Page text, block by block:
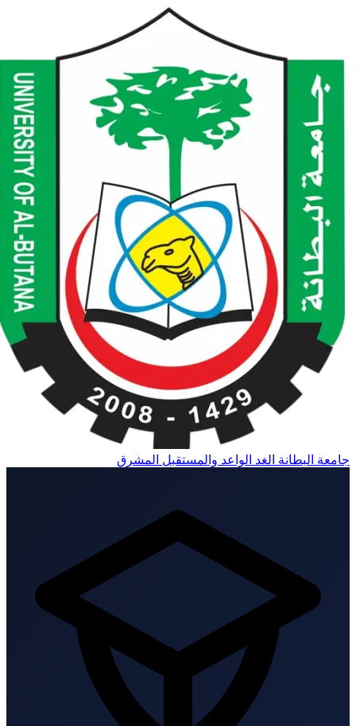
جامعة البطانة الغد الواعد والمستقبل المشرق